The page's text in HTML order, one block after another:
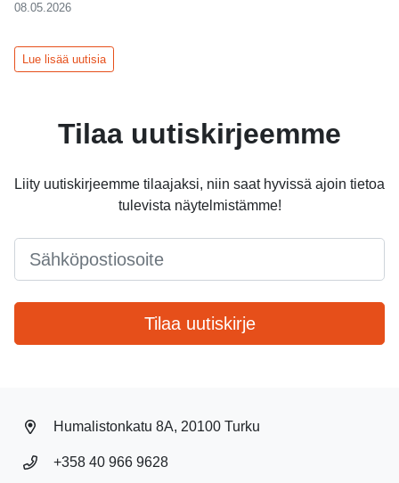
08.05.2026
Lue lisää uutisia
Tilaa uutiskirjeemme
Liity uutiskirjeemme tilaajaksi, niin saat hyvissä ajoin tietoa
tulevista näytelmistämme!
Tilaa uutiskirje
Humalistonkatu 8A, 20100 Turku
+358 40 966 9628